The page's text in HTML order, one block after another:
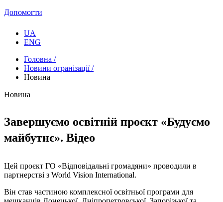
Допомогти
UA
ENG
Головна /
Новини огранізації /
Новина
Новина
Завершуємо освітній проєкт «Будуємо
майбутнє». Відео
Цей проєкт ГО «Відповідальні громадяни» проводили в
партнерстві з World Vision International.
Він став частиною комплексної освітньої програми для